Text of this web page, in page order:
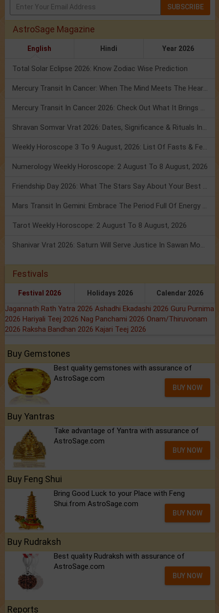
SUBSCRIBE
AstroSage Magazine
English Hindi Year 2026
Total Solar Eclipse 2026: Know Zodiac Wise Prediction
Mercury Transit In Cancer: When The Mind Meets The Heart!
Mercury Transit In Cancer 2026: Check Out What It Brings For You
Shravan Somvar Vrat 2026: Dates, Significance & Rituals In August
Weekly Horoscope 3 To 9 August, 2026: List Of Fasts & Festivals
Numerology Weekly Horoscope: 2 August To 8 August, 2026
Friendship Day 2026: What The Stars Say About Your Best Friend!
Mars Transit In Gemini: Embrace The Period Full Of Energy & Intelligence
Tarot Weekly Horoscope: 2 August To 8 August, 2026
Shanivar Vrat 2026: Saturn Will Serve Justice In Sawan Month!
Festivals
Festival 2026 Holidays 2026 Calendar 2026
Jagannath Rath Yatra 2026 Ashadhi Ekadashi 2026 Guru Purnima
2026 Hariyali Teej 2026 Nag Panchami 2026 Onam/Thiruvonam
2026 Raksha Bandhan 2026 Kajari Teej 2026
Buy Gemstones
Best quality gemstones with assurance of
AstroSage.com
BUY NOW
Buy Yantras
Take advantage of Yantra with assurance of
AstroSage.com
BUY NOW
Buy Feng Shui
Bring Good Luck to your Place with Feng
Shui.from AstroSage.com
BUY NOW
Buy Rudraksh
Best quality Rudraksh with assurance of
AstroSage.com
BUY NOW
Reports